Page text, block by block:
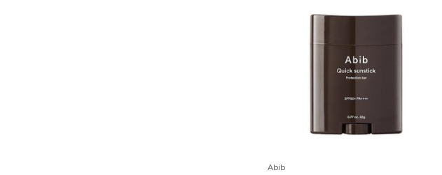
Abib